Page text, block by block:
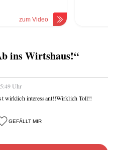
zum Video
ins Wirtshaus!“
Uhr
wirklich interessant!!Wirklich Toll!!
GEFÄLLT MIR